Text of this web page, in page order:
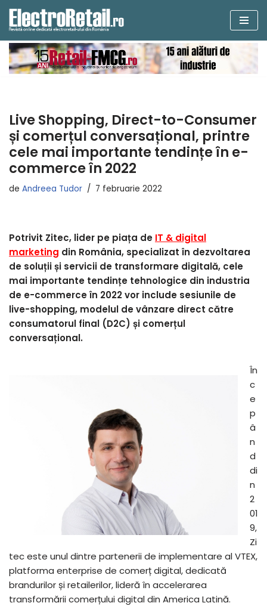
Sari
la
conținut
Live Shopping, Direct-to-Consumer
și comerțul conversațional, printre
cele mai importante tendințe în e-
commerce în 2022
de Andreea Tudor 7 februarie 2022
Potrivit Zitec, lider pe piața de IT & digital
marketing din România, specializat în dezvoltarea
de soluții și servicii de transformare digitală, cele
mai importante tendințe tehnologice din industria
de e-commerce în 2022 vor include sesiunile de
live-shopping, modelul de vânzare direct către
consumatorul final (D2C) și comerțul
conversațional.
În
c
e
p
â
n
d
di
n
2
01
9,
Zi
tec este unul dintre partenerii de implementare al VTEX,
platforma enterprise de comerț digital, dedicată
brandurilor și retailerilor, lideră în accelerarea
transformării comerțului digital din America Latină.